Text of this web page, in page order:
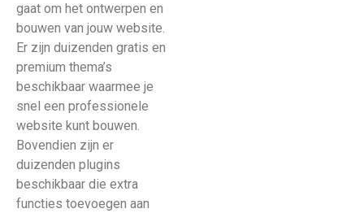
gaat om het ontwerpen en
bouwen van jouw website.
Er zijn duizenden gratis en
premium thema’s
beschikbaar waarmee je
snel een professionele
website kunt bouwen.
Bovendien zijn er
duizenden plugins
beschikbaar die extra
functies toevoegen aan